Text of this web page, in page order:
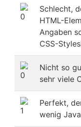
Schlecht,
HTML-
Angaben
CSS-
Nicht so
sehr viele
Perfekt,
wenig